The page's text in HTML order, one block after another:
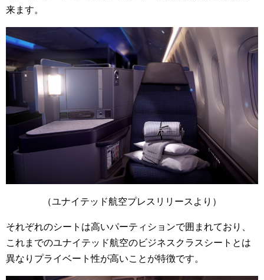
来ます。
（ユナイテッド航空プレスリリースより）
それぞれのシートは高いパーティションで囲まれており、
これまでのユナイテッド航空のビジネスクラスシートとは
異なりプライベート性が高いことが特徴です。